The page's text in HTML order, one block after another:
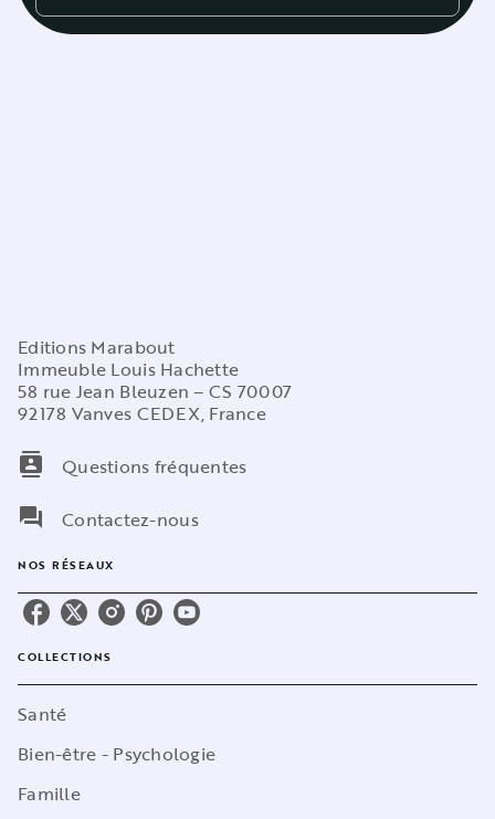
Editions Marabout
Immeuble Louis Hachette
58 rue Jean Bleuzen – CS 70007
92178 Vanves CEDEX, France
contacts
Questions fréquentes
question_answer
Contactez-nous
NOS RÉSEAUX
COLLECTIONS
Santé
Bien-être - Psychologie
Famille